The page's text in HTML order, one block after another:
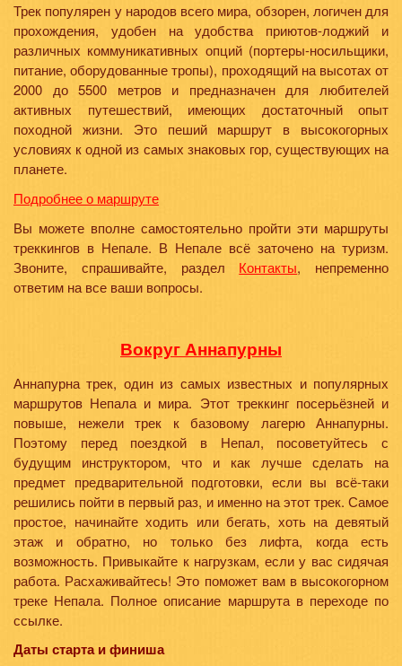
Трек популярен у народов всего мира, обзорен, логичен для
прохождения, удобен на удобства приютов-лоджий и
различных коммуникативных опций (портеры-носильщики,
питание, оборудованные тропы), проходящий на высотах от
2000 до 5500 метров и предназначен для любителей
активных путешествий, имеющих достаточный опыт
походной жизни. Это пеший маршрут в высокогорных
условиях к одной из самых знаковых гор, существующих на
планете.
Подробнее о маршруте
Вы можете вполне самостоятельно пройти эти маршруты
треккингов в Непале. В Непале всё заточено на туризм.
Звоните, спрашивайте, раздел Контакты, непременно
ответим на все ваши вопросы.
Вокруг Аннапурны
Аннапурна трек, один из самых известных и популярных
маршрутов Непала и мира. Этот треккинг посерьёзней и
повыше, нежели трек к базовому лагерю Аннапурны.
Поэтому перед поездкой в Непал, посоветуйтесь с
будущим инструктором, что и как лучше сделать на
предмет предварительной подготовки, если вы всё-таки
решились пойти в первый раз, и именно на этот трек. Самое
простое, начинайте ходить или бегать, хоть на девятый
этаж и обратно, но только без лифта, когда есть
возможность. Привыкайте к нагрузкам, если у вас сидячая
работа. Расхаживайтесь! Это поможет вам в высокогорном
треке Непала. Полное описание маршрута в переходе по
ссылке.
Даты старта и финиша